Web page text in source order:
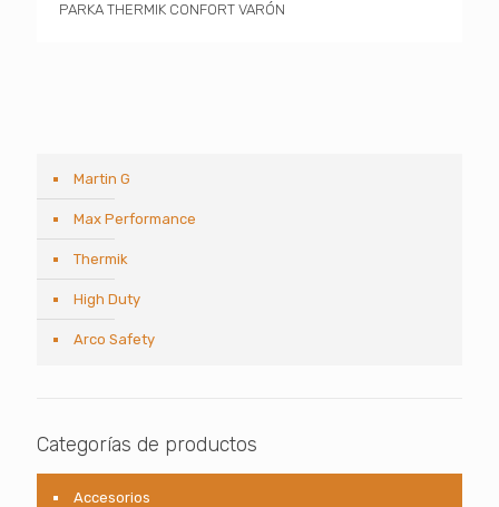
PARKA THERMIK CONFORT VARÓN
Martin G
Max Performance
Thermik
High Duty
Arco Safety
Categorías de productos
Accesorios